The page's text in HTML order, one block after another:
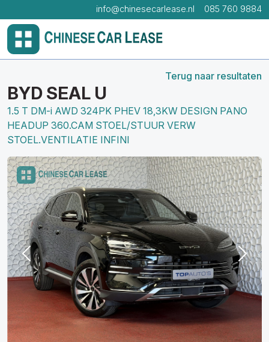
info@chinesecarlease.nl 085 760 9884
Terug naar resultaten
BYD SEAL U
1.5 T DM-i AWD 324PK PHEV 18,3KW DESIGN PANO
HEADUP 360.CAM STOEL/STUUR VERW
STOEL.VENTILATIE INFINI
Previous Next